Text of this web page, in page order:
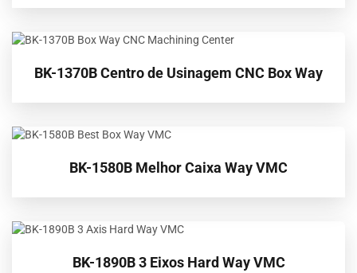
BK-1370B Centro de Usinagem CNC Box Way
BK-1580B Melhor Caixa Way VMC
BK-1890B 3 Eixos Hard Way VMC